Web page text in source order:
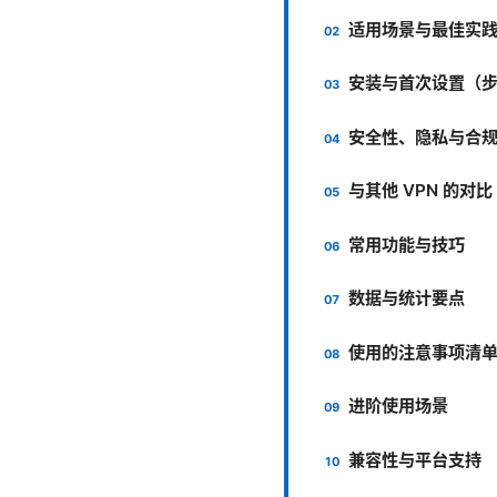
适用场景与最佳实践
安装与首次设置（步
安全性、隐私与合
与其他 VPN 的对比
常用功能与技巧
数据与统计要点
使用的注意事项清单
进阶使用场景
兼容性与平台支持